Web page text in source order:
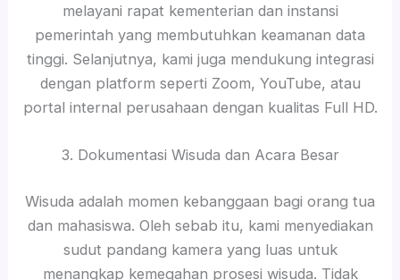
melayani rapat kementerian dan instansi
pemerintah yang membutuhkan keamanan data
tinggi. Selanjutnya, kami juga mendukung integrasi
dengan platform seperti Zoom, YouTube, atau
portal internal perusahaan dengan kualitas Full HD.
3. Dokumentasi Wisuda dan Acara Besar
Wisuda adalah momen kebanggaan bagi orang tua
dan mahasiswa. Oleh sebab itu, kami menyediakan
sudut pandang kamera yang luas untuk
menangkap kemegahan prosesi wisuda. Tidak